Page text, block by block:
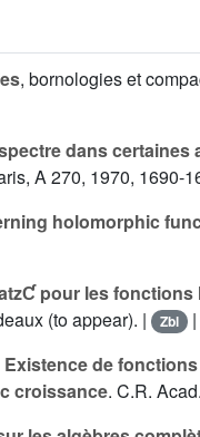
, bornologies et
dans
A 270, 1970, 1690-
holomorphic
pour les
(to appear). |
Zbl |
Existence de
croissance. C.R.